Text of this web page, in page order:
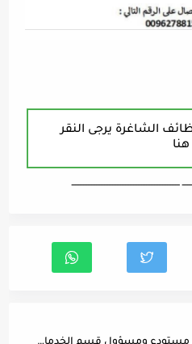
الشاغرة يرجى النقر
هنا
ـــــــــــــــــــــــــــــــــــــــــــــــــــــــــــــــــــ